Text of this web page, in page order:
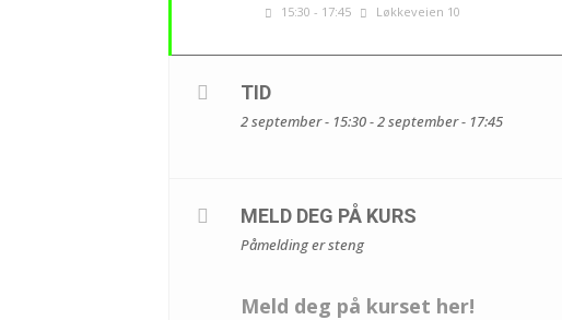
15:30 - 17:45 Løkkeveien 10
TID
2 september - 15:30 - 2 september - 17:45
MELD DEG PÅ KURS
Påmelding er steng
Meld deg på kurset her!